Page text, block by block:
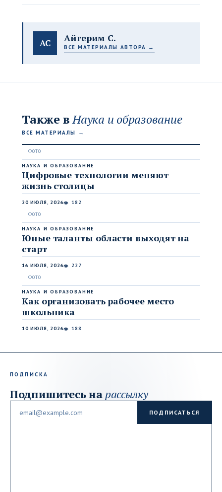
АС Айгерим С.
ВСЕ МАТЕРИАЛЫ АВТОРА →
Также вНаука и образование
ВСЕ МАТЕРИАЛЫ →
НАУКА И ОБРАЗОВАНИЕ
Цифровые технологии меняют
жизнь столицы
20 ИЮЛЯ, 2026👁 182
НАУКА И ОБРАЗОВАНИЕ
Юные таланты области выходят на
старт
16 ИЮЛЯ, 2026👁 227
НАУКА И ОБРАЗОВАНИЕ
Как организовать рабочее место
школьника
10 ИЮЛЯ, 2026👁 188
ПОДПИСКА
Подпишитесь на рассылку
ПОДПИСАТЬСЯ